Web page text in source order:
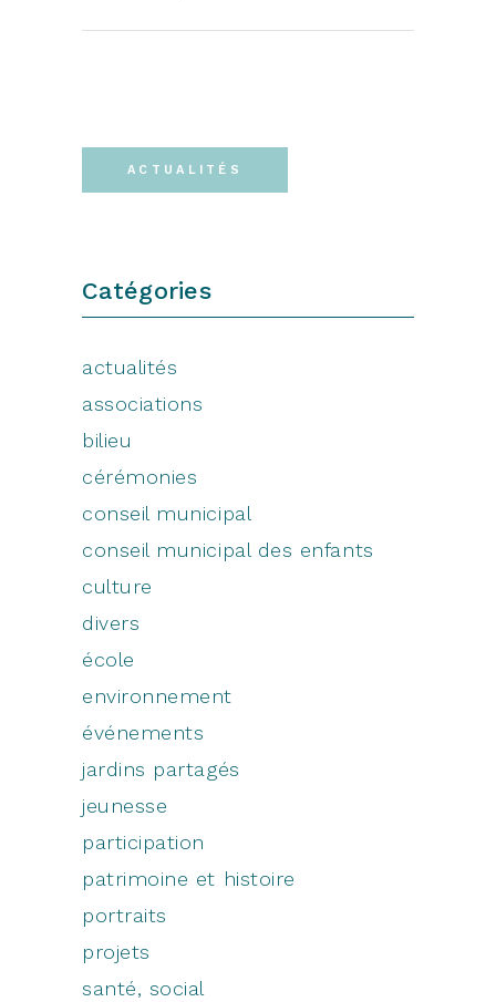
ACTUALITÉS
Catégories
actualités
associations
bilieu
cérémonies
conseil municipal
conseil municipal des enfants
culture
divers
école
environnement
événements
jardins partagés
jeunesse
participation
patrimoine et histoire
portraits
projets
santé, social